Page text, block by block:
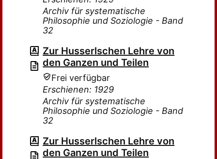
Archiv für systematische
Philosophie und Soziologie - Band
32
Zur Husserlschen Lehre von
den Ganzen und Teilen
Frei verfügbar
Erschienen: 1929
Archiv für systematische
Philosophie und Soziologie - Band
32
Zur Husserlschen Lehre von
den Ganzen und Teilen